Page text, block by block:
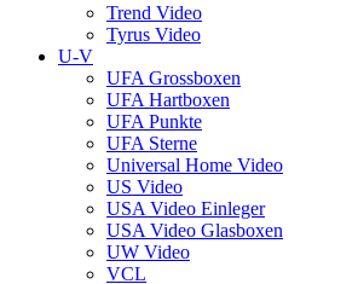
Trend Video
Tyrus Video
U-V
UFA Grossboxen
UFA Hartboxen
UFA Punkte
UFA Sterne
Universal Home Video
US Video
USA Video Einleger
USA Video Glasboxen
UW Video
VCL